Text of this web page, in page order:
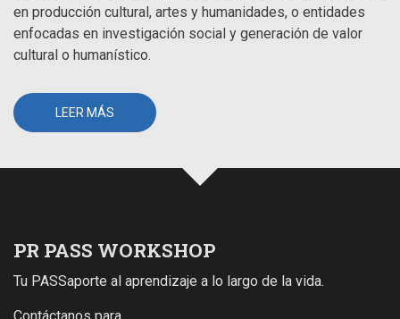
en producción cultural, artes y humanidades, o entidades
enfocadas en investigación social y generación de valor
cultural o humanístico.
LEER MÁS
PR PASS WORKSHOP
Tu PASSaporte al aprendizaje a lo largo de la vida.